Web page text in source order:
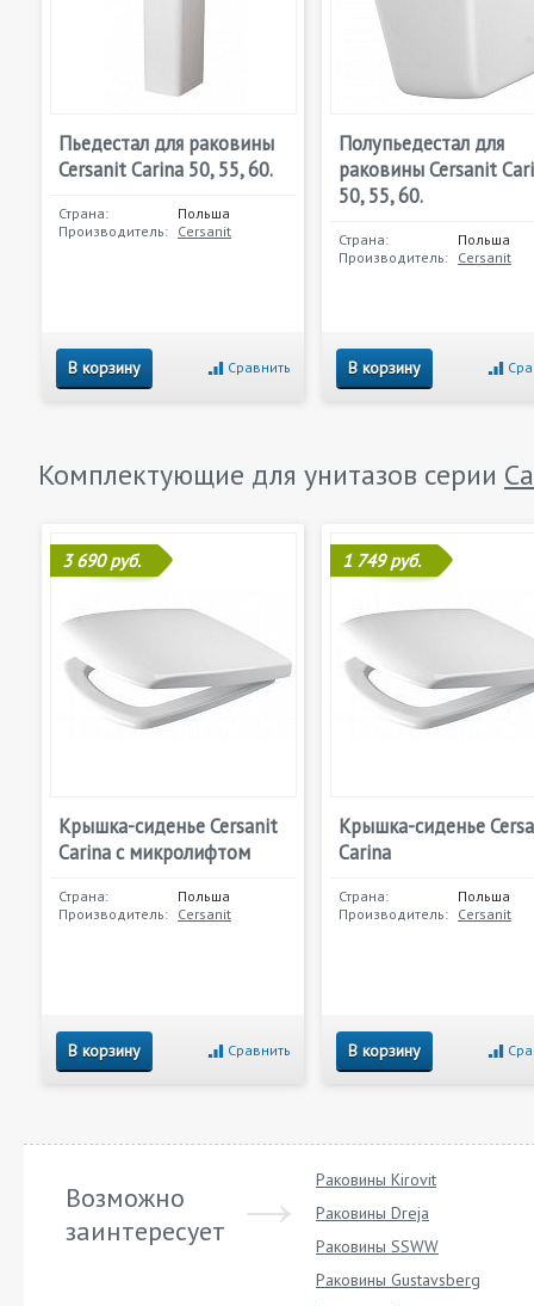
Пьедестал для раковины
Cersanit Carina 50, 55, 60.
Страна:
Польша
Производитель: Cersanit
В корзину Сравнить
Полупьедестал для
раковины Cersanit
50, 55, 60.
Страна:
Польша
Производитель: Cersanit
В корзину
Комплектующие для унитазов серии
3 690 руб.
Крышка-сиденье Cersanit
Carina с микролифтом
Страна:
Польша
Производитель: Cersanit
В корзину Сравнить
1 749 руб.
Крышка-сиденье
Carina
Страна:
Польша
Производитель: Cersanit
В корзину
Возможно
заинтересует
Раковины Kirovit
Раковины Dreja
Раковины SSWW
Раковины Gustavsberg